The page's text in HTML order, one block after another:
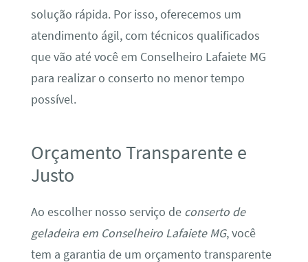
solução rápida. Por isso, oferecemos um
atendimento ágil, com técnicos qualificados
que vão até você em Conselheiro Lafaiete MG
para realizar o conserto no menor tempo
possível.
Orçamento Transparente e
Justo
Ao escolher nosso serviço de conserto de
geladeira em Conselheiro Lafaiete MG, você
tem a garantia de um orçamento transparente